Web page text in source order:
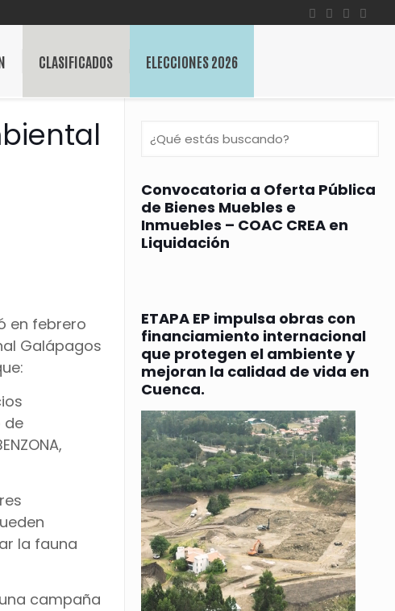
CLASIFICADOS ELECCIONES 2026
en febrero
Galápagos
de
la fauna
campaña
Convocatoria a Oferta Pública
de Bienes Muebles e
Inmuebles – COAC CREA en
Liquidación
ETAPA EP impulsa obras con
financiamiento internacional
que protegen el ambiente y
mejoran la calidad de vida en
Cuenca.